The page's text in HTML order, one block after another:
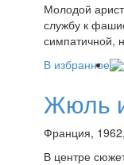
Молодой
службу к
симпатичной,
В избранное
Жюль
Франция,
В центре